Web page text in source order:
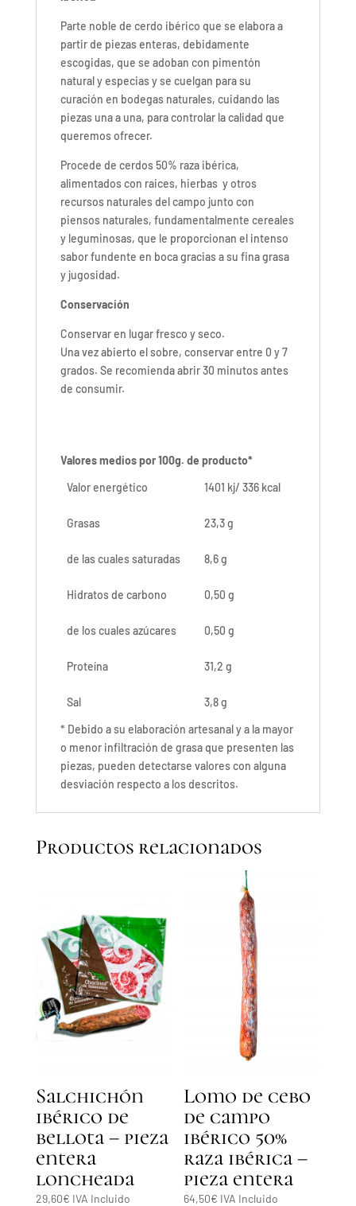
Parte noble de cerdo ibérico que se elabora a
partir de piezas enteras, debidamente
escogidas, que se adoban con pimentón
natural y especias y se cuelgan para su
curación en bodegas naturales, cuidando las
piezas una a una, para controlar la calidad que
queremos ofrecer.
Procede de cerdos 50% raza ibérica,
alimentados con raices, hierbas y otros
recursos naturales del campo junto con
piensos naturales, fundamentalmente cereales
y leguminosas, que le proporcionan el intenso
sabor fundente en boca gracias a su fina grasa
y jugosidad.
Conservación
Conservar en lugar fresco y seco.
Una vez abierto el sobre, conservar entre 0 y 7
grados. Se recomienda abrir 30 minutos antes
de consumir.
Valores medios por 100g. de producto*
Valor energético
1401 kj/ 336 kcal
Grasas 23,3 g
de las cuales saturadas 8,6 g
Hidratos de carbono 0,50 g
de los cuales azúcares 0,50 g
Proteína 31,2 g
Sal
3,8 g
* Debido a su elaboración artesanal y a la mayor
o menor infiltración de grasa que presenten las
piezas, pueden detectarse valores con alguna
desviación respecto a los descritos.
Productos relacionados
Salchichón
ibérico de
bellota – pieza
entera
loncheada
29,60€ IVA Incluido
Lomo de cebo
de campo
ibérico 50%
raza ibérica –
pieza entera
64,50€ IVA Incluido